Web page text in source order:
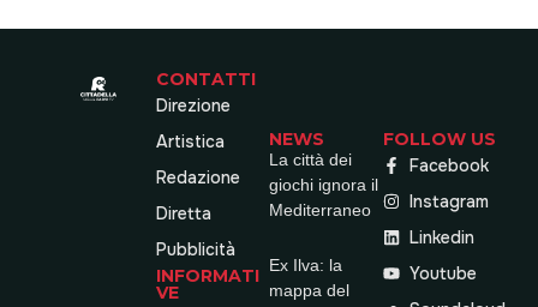
CONTATTI
Direzione
Artistica
Redazione
Diretta
Pubblicità
INFORMATI
VE
NEWS
La città dei
giochi ignora il
Mediterraneo
Ex Ilva: la
mappa del
FOLLOW US
Facebook
Instagram
Linkedin
Youtube